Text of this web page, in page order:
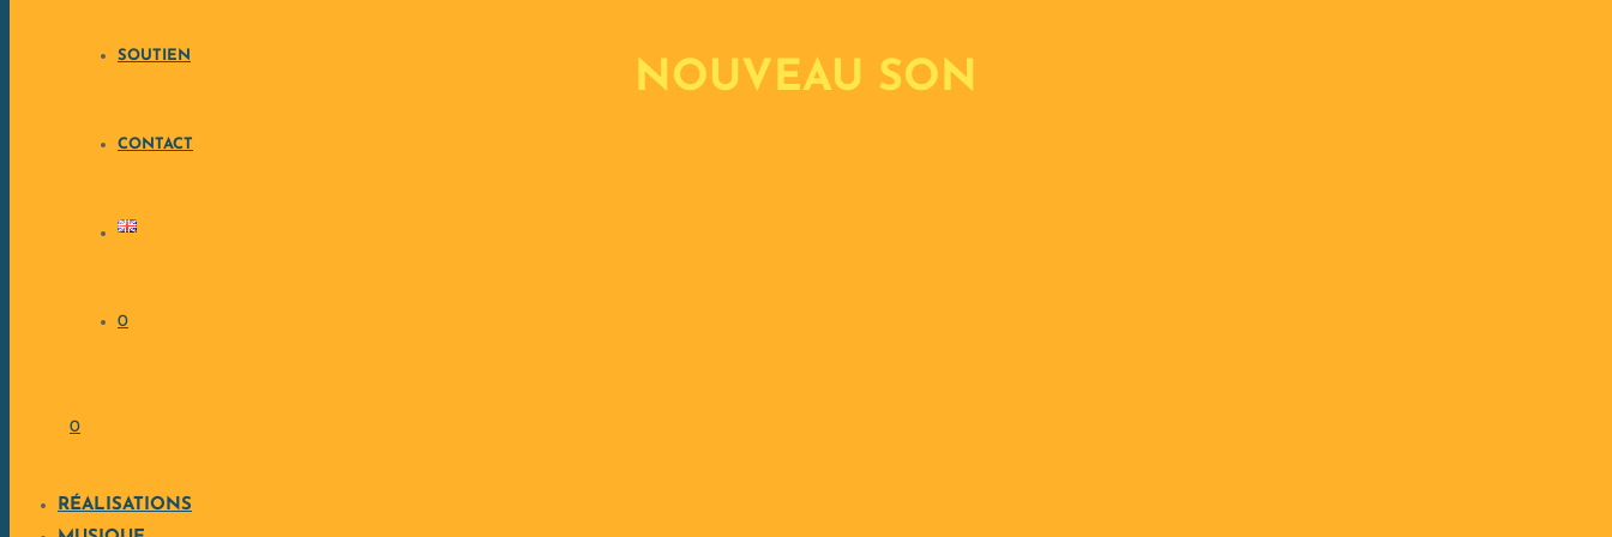
SOUTIEN
CONTACT
0
0
RÉALISATIONS
NOUVEAU SON